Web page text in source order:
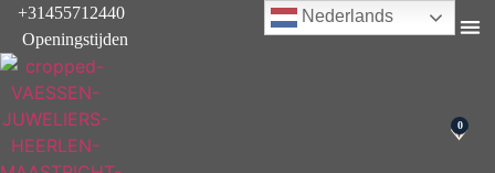
+31455712440
Openingstijden
0
Nederlands